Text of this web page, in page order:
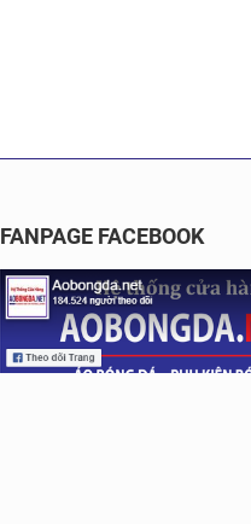
FANPAGE FACEBOOK